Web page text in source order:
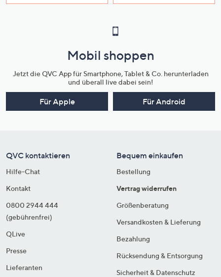
Mobil shoppen
Jetzt die QVC App für Smartphone, Tablet & Co. herunterladen
und überall live dabei sein!
Für Apple Für Android
QVC kontaktieren
Hilfe-Chat
Kontakt
0800 2944 444
(gebührenfrei)
QLive
Presse
Lieferanten
Bequem einkaufen
Bestellung
Vertrag widerrufen
Größenberatung
Versandkosten & Lieferung
Bezahlung
Rücksendung & Entsorgung
Sicherheit & Datenschutz